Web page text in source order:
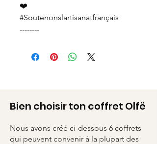
❤️
#Soutenonslartisanatfrançais
--------
Bien choisir ton coffret Olfë
Nous avons créé ci-dessous 6 coffrets
qui peuvent convenir à la plupart des